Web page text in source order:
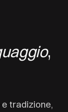
,
tradizione,